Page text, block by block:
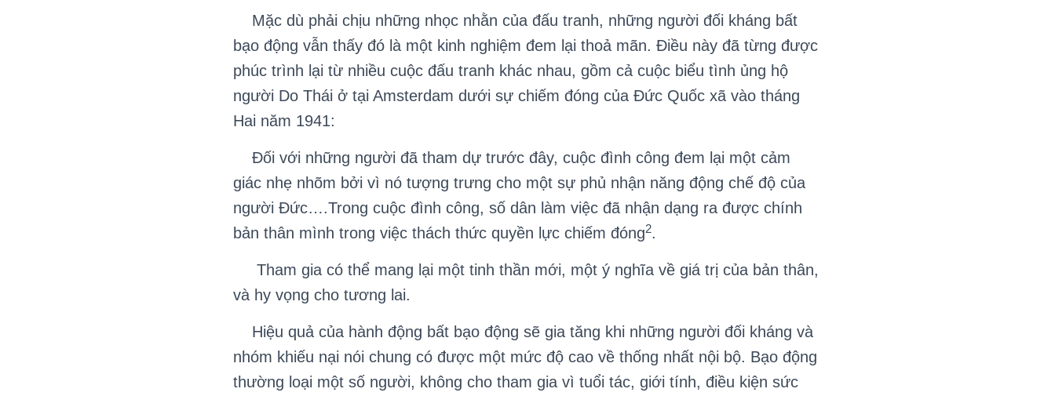
Mặc dù phải chịu những nhọc nhằn của đấu tranh, những người đối kháng bất
bạo động vẫn thấy đó là một kinh nghiệm đem lại thoả mãn. Điều này đã từng được
phúc trình lại từ nhiều cuộc đấu tranh khác nhau, gồm cả cuộc biểu tình ủng hộ
người Do Thái ở tại Amsterdam dưới sự chiếm đóng của Đức Quốc xã vào tháng
Hai năm 1941:
Đối với những người đã tham dự trước đây, cuộc đình công đem lại một cảm
giác nhẹ nhõm bởi vì nó tượng trưng cho một sự phủ nhận năng động chế độ của
người Đức….Trong cuộc đình công, số dân làm việc đã nhận dạng ra được chính
bản thân mình trong việc thách thức quyền lực chiếm đóng2.
Tham gia có thể mang lại một tinh thần mới, một ý nghĩa về giá trị của bản thân,
và hy vọng cho tương lai.
Hiệu quả của hành động bất bạo động sẽ gia tăng khi những người đối kháng và
nhóm khiếu nại nói chung có được một mức độ cao về thống nhất nội bộ. Bạo động
thường loại một số người, không cho tham gia vì tuổi tác, giới tính, điều kiện sức